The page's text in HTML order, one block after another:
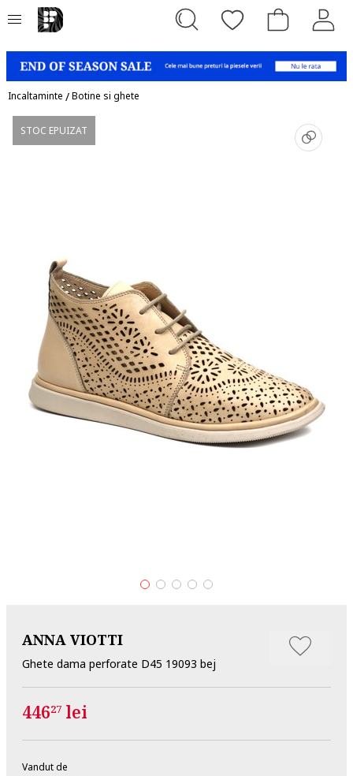
Incaltaminte /Botine si ghete
STOC EPUIZAT
ANNA VIOTTI
Ghete dama perforate D45 19093 bej
44627 lei
Vandut de